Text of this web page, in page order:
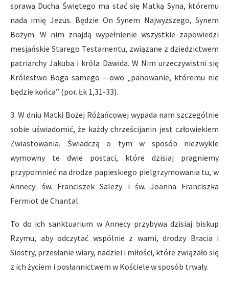
sprawą Ducha Świętego ma stać się Matką Syna, któremu
nada imię Jezus. Będzie On Synem Najwyższego, Synem
Bożym. W nim znajdą wypełnienie wszystkie zapowiedzi
mesjańskie Starego Testamentu, związane z dziedzictwem
patriarchy Jakuba i króla Dawida. W Nim urzeczywistni się
Królestwo Boga samego – owo „panowanie, któremu nie
będzie końca” (por. Łk 1,31-33).
3. W dniu Matki Bożej Różańcowej wypada nam szczególnie
sobie uświadomić, że każdy chrześcijanin jest człowiekiem
Zwiastowania. Świadczą o tym w sposób niezwykle
wymowny te dwie postaci, które dzisiaj pragniemy
przypomnieć na drodze papieskiego pielgrzymowania tu, w
Annecy: św. Franciszek Salezy i św. Joanna Franciszka
Fermiot de Chantal.
To do ich sanktuarium w Annecy przybywa dzisiaj biskup
Rzymu, aby odczytać wspólnie z wami, drodzy Bracia i
Siostry, przesłanie wiary, nadziei i miłości, które związało się
z ich życiem i posłannictwem w Kościele w sposób trwały.